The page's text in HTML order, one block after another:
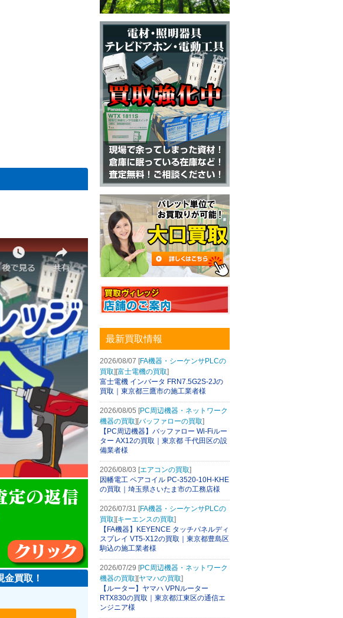
買取！
最新買取情報
2026/08/07 [FA機器・シーケンサPLCの
買取][富士電機の買取]
富士電機 インバータ FRN7.5G2S-2Jの
買取｜東京都三鷹市の施工業者様
2026/08/05 [PC周辺機器・ネットワーク
機器の買取][バッファローの買取]
【PC周辺機器】バッファロー Wi-Fiルー
ター AX12の買取｜東京都 千代田区の設
備業者様
2026/08/03 [エアコンの買取]
因幡電工 ペアコイル PC-3520-10H-KHE
の買取｜埼玉県さいたま市の工務店様
2026/07/31 [FA機器・シーケンサPLCの
買取][キーエンスの買取]
【FA機器】KEYENCE タッチパネルディ
スプレイ VT5-X12の買取｜東京都豊島区
駒込の施工業者様
2026/07/29 [PC周辺機器・ネットワーク
機器の買取][ヤマハの買取]
【ルーター】ヤマハ VPNルーター
RTX830の買取｜東京都江東区の通信エ
ンジニア様